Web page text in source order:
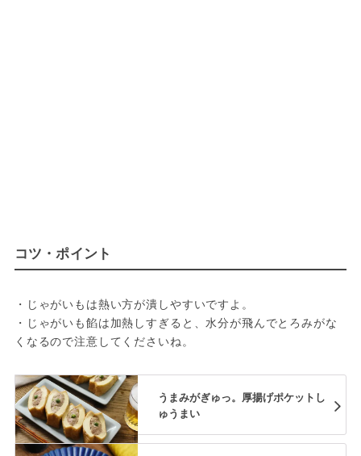
コツ・ポイント
・じゃがいもは熱い方が潰しやすいですよ。
・じゃがいも餡は加熱しすぎると、水分が飛んでとろみがな
くなるので注意してくださいね。
うまみがぎゅっ。厚揚げポケットし
ゅうまい